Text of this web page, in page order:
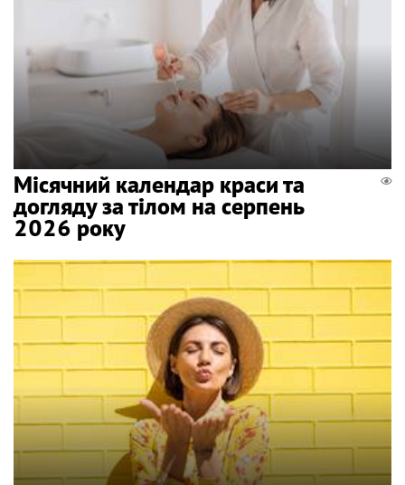
Місячний календар краси та
догляду за тілом на серпень
2026 року